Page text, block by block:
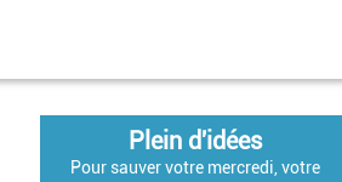
Plein d'idées
Pour sauver votre mercredi, votre